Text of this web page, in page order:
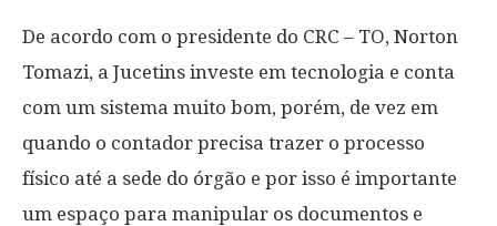
De acordo com o presidente do CRC – TO, Norton
Tomazi, a Jucetins investe em tecnologia e conta
com um sistema muito bom, porém, de vez em
quando o contador precisa trazer o processo
físico até a sede do órgão e por isso é importante
um espaço para manipular os documentos e